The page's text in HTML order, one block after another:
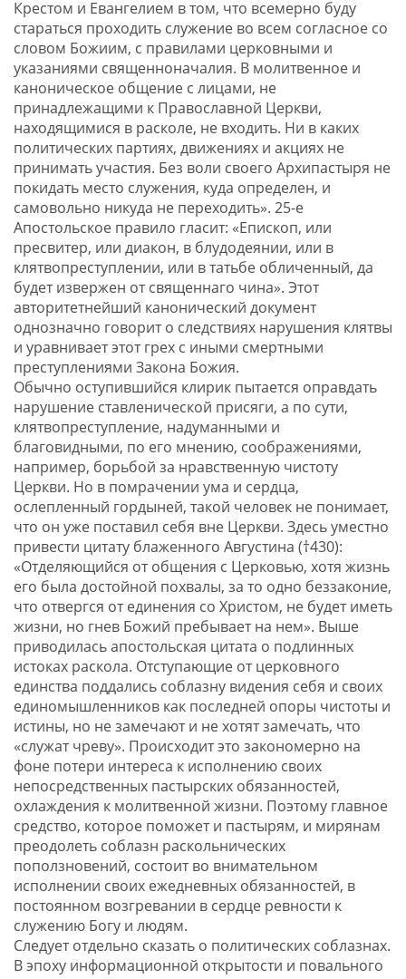
Крестом и Евангелием в том, что всемерно буду
стараться проходить служение во всем согласное со
словом Божиим, с правилами церковными и
указаниями священноначалия. В молитвенное и
каноническое общение с лицами, не
принадлежащими к Православной Церкви,
находящимися в расколе, не входить. Ни в каких
политических партиях, движениях и акциях не
принимать участия. Без воли своего Архипастыря не
покидать место служения, куда определен, и
самовольно никуда не переходить». 25-е
Апостольское правило гласит: «Епископ, или
пресвитер, или диакон, в блудодеянии, или в
клятвопреступлении, или в татьбе обличенный, да
будет извержен от священнаго чина». Этот
авторитетнейший канонический документ
однозначно говорит о следствиях нарушения клятвы
и уравнивает этот грех с иными смертными
преступлениями Закона Божия.
Обычно оступившийся клирик пытается оправдать
нарушение ставленической присяги, а по сути,
клятвопреступление, надуманными и
благовидными, по его мнению, соображениями,
например, борьбой за нравственную чистоту
Церкви. Но в помрачении ума и сердца,
ослепленный гордыней, такой человек не понимает,
что он уже поставил себя вне Церкви. Здесь уместно
привести цитату блаженного Августина (†430):
«Отделяющийся от общения с Церковью, хотя жизнь
его была достойной похвалы, за то одно беззаконие,
что отвергся от единения со Христом, не будет иметь
жизни, но гнев Божий пребывает на нем». Выше
приводилась апостольская цитата о подлинных
истоках раскола. Отступающие от церковного
единства поддались соблазну видения себя и своих
единомышленников как последней опоры чистоты и
истины, но не замечают и не хотят замечать, что
«служат чреву». Происходит это закономерно на
фоне потери интереса к исполнению своих
непосредственных пастырских обязанностей,
охлаждения к молитвенной жизни. Поэтому главное
средство, которое поможет и пастырям, и мирянам
преодолеть соблазн раскольнических
поползновений, состоит во внимательном
исполнении своих ежедневных обязанностей, в
постоянном возгревании в сердце ревности к
служению Богу и людям.
Следует отдельно сказать о политических соблазнах.
В эпоху информационной открытости и повального